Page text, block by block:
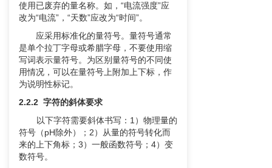
使用已废弃的量名称。如，“电流强度”应
改为“电流”，“天数”应改为“时间”。
应采用标准化的量符号。量符号通常
是单个拉丁字母或希腊字母，不要使用缩
写词表示量符号。为区别量符号的不同使
用情况，可以在量符号上附加上下标，作
为说明性标记。
2.2.2 字符的斜体要求
以下字符需要斜体书写：1）物理量的
符号（pH除外）；2）从量的符号转化而
来的上下角标；3）一般函数符号；4）变
数符号。